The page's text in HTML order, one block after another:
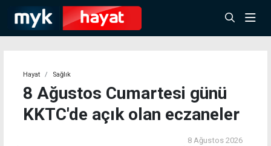
Hayat Sağlık
8 Ağustos Cumartesi günü
KKTC'de açık olan eczaneler
8 Ağustos 2026